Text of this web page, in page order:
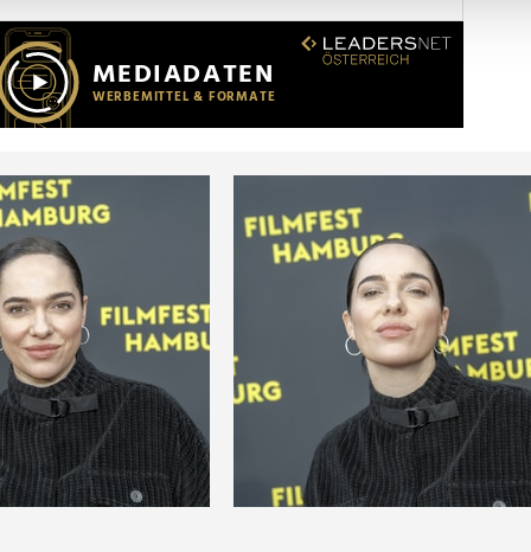
Medien, Werbung und Analysen weiter. Unsere Partner
zusammen, die Sie ihnen bereitgestellt haben oder die sie